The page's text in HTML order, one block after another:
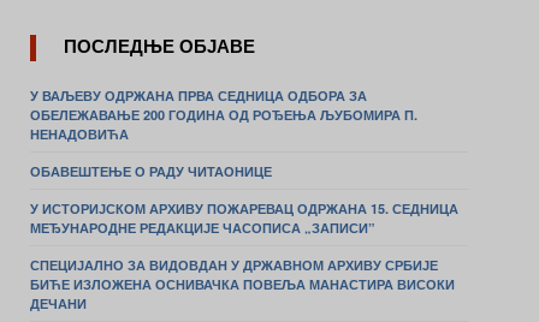
ПОСЛЕДЊЕ ОБЈАВЕ
У ВАЉЕВУ ОДРЖАНА ПРВА СЕДНИЦА ОДБОРА ЗА
ОБЕЛЕЖАВАЊЕ 200 ГОДИНА ОД РОЂЕЊА ЉУБОМИРА П.
НЕНАДОВИЋА
ОБАВЕШТЕЊЕ О РАДУ ЧИТАОНИЦЕ
У ИСТОРИЈСКОМ АРХИВУ ПОЖАРЕВАЦ ОДРЖАНА 15. СЕДНИЦА
МЕЂУНАРОДНЕ РЕДАКЦИЈЕ ЧАСОПИСА „ЗАПИСИ”
СПЕЦИЈАЛНО ЗА ВИДОВДАН У ДРЖАВНОМ АРХИВУ СРБИЈЕ
БИЋЕ ИЗЛОЖЕНА ОСНИВАЧКА ПОВЕЉА МАНАСТИРА ВИСОКИ
ДЕЧАНИ